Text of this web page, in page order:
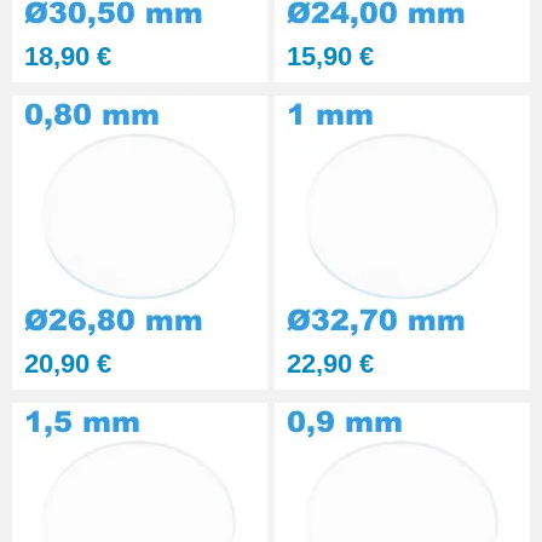
Kit polissage pâte diamantée
matériaux durs 6 seringues
Pince pour Changer un Verre de
41,90 €
18,90 € 15,90 €
20,90 € 22,90 €